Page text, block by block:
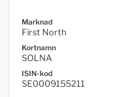
Marknad
First North
Kortnamn
SOLNA
ISIN-kod
SE0009155211